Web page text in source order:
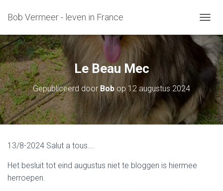
Bob Vermeer - leven in France
O
G
G
V
G
Le Beau Mec
Gepubliceerd door Bob op12 augustus 2024
13/8-2024 Salut a tous….
Het besluit tot eind augustus niet te bloggen is hiermee
herroepen.